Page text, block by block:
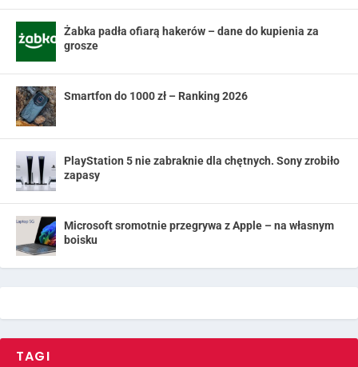
Żabka padła ofiarą hakerów – dane do kupienia za
grosze
Smartfon do 1000 zł – Ranking 2026
PlayStation 5 nie zabraknie dla chętnych. Sony zrobiło
zapasy
Microsoft sromotnie przegrywa z Apple – na własnym
boisku
TAGI